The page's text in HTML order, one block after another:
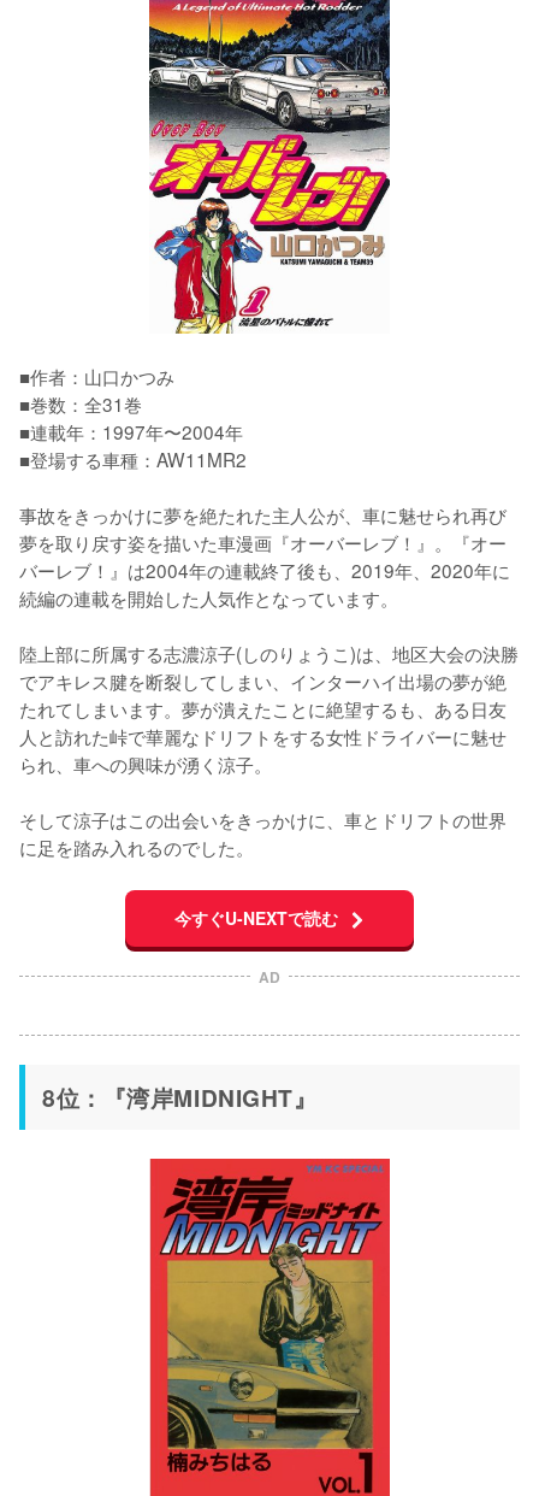
■作者：山口かつみ
■巻数：全31巻
■連載年：1997年〜2004年
■登場する車種：AW11MR2
事故をきっかけに夢を絶たれた主人公が、車に魅せられ再び
夢を取り戻す姿を描いた車漫画『オーバーレブ！』。『オー
バーレブ！』は2004年の連載終了後も、2019年、2020年に
続編の連載を開始した人気作となっています。
陸上部に所属する志濃涼子(しのりょうこ)は、地区大会の決勝
でアキレス腱を断裂してしまい、インターハイ出場の夢が絶
たれてしまいます。夢が潰えたことに絶望するも、ある日友
人と訪れた峠で華麗なドリフトをする女性ドライバーに魅せ
られ、車への興味が湧く涼子。
そして涼子はこの出会いをきっかけに、車とドリフトの世界
に足を踏み入れるのでした。
今すぐU-NEXTで読む
AD
8位：『湾岸MIDNIGHT』